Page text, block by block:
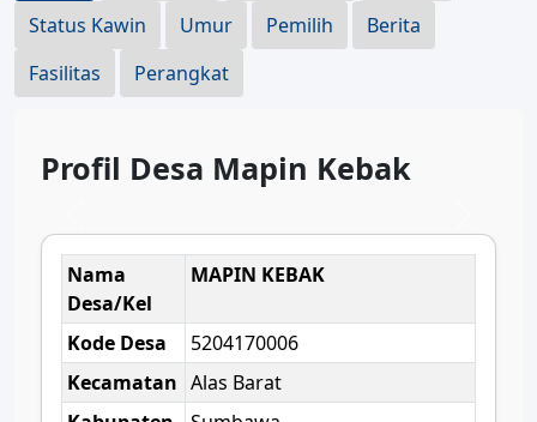
Status Kawin
Umur Pemilih
Berita
Fasilitas
Perangkat
Profil Desa Mapin Kebak
Nama
Desa/Kel
MAPIN KEBAK
Kode Desa
5204170006
Kecamatan Alas Barat